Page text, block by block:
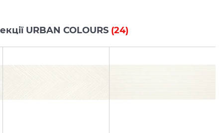
URBAN COLOURS (24)